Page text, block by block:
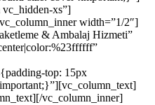
xs”]
width=”1/2″]
& Ambalaj Hizmeti”
top: 15px
vc_column_inner]